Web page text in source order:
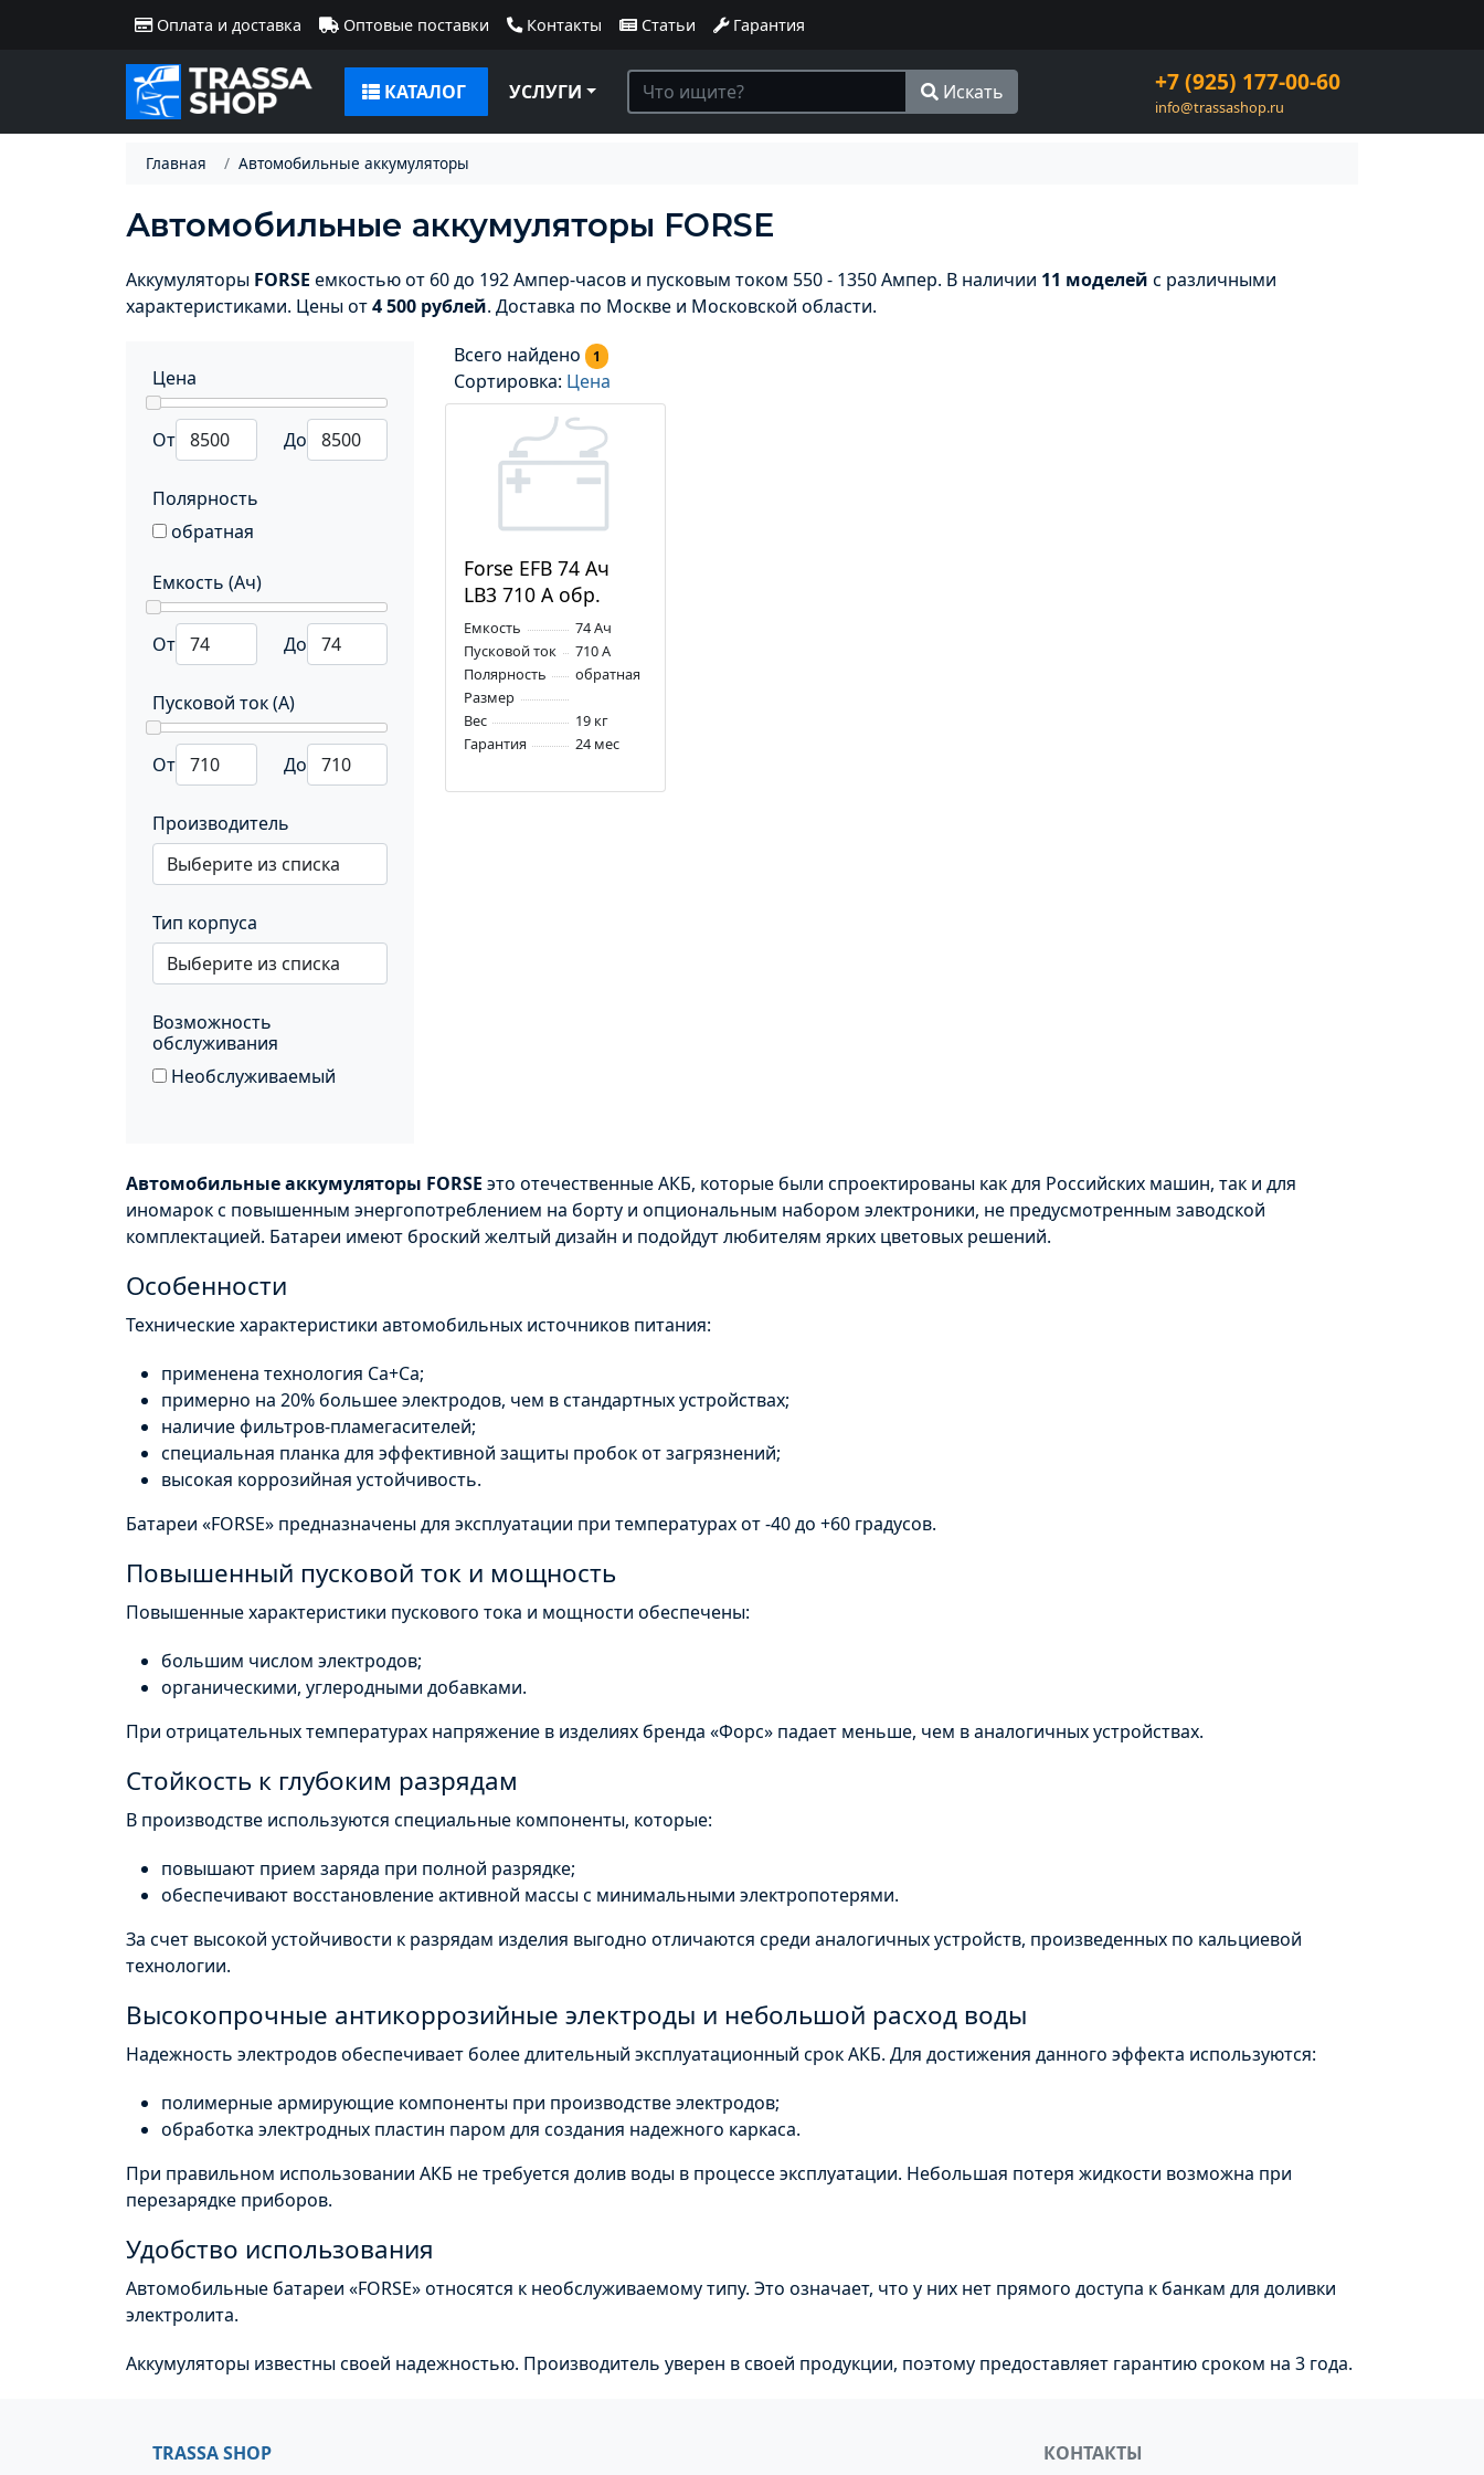
Оплата и доставка Оптовые поставки Контакты Статьи Гарантия
КАТАЛОГ УСЛУГИ Искать +7 (925) 177-00-60
info@trassashop.ru
Главная Автомобильные аккумуляторы
Автомобильные аккумуляторы FORSE
Аккумуляторы FORSE емкостью от 60 до 192 Ампер-часов и пусковым током 550 - 1350 Ампер. В наличии 11 моделей с различными
характеристиками. Цены от4 500 рублей. Доставка по Москве и Московской области.
Цена
От До
Полярность
обратная
Емкость (Ач)
От До
Пусковой ток (А)
От До
Производитель
Тип корпуса
Возможность
обслуживания
Необслуживаемый
Всего найдено 1
Сортировка: Цена
Forse EFB 74 Ач
LB3 710 А обр.
пол.
Емкость
74 Ач
Пусковой ток
710 А
Полярность
обратная
Размер
Вес
19 кг
Гарантия
24 мес
Автомобильные аккумуляторы FORSE это отечественные АКБ, которые были спроектированы как для Российских машин, так и для
иномарок с повышенным энергопотреблением на борту и опциональным набором электроники, не предусмотренным заводской
комплектацией. Батареи имеют броский желтый дизайн и подойдут любителям ярких цветовых решений.
Особенности
Технические характеристики автомобильных источников питания:
применена технология Ca+Ca;
примерно на 20% большее электродов, чем в стандартных устройствах;
наличие фильтров-пламегасителей;
специальная планка для эффективной защиты пробок от загрязнений;
высокая коррозийная устойчивость.
Батареи «FORSE» предназначены для эксплуатации при температурах от -40 до +60 градусов.
Повышенный пусковой ток и мощность
Повышенные характеристики пускового тока и мощности обеспечены:
большим числом электродов;
органическими, углеродными добавками.
При отрицательных температурах напряжение в изделиях бренда «Форс» падает меньше, чем в аналогичных устройствах.
Стойкость к глубоким разрядам
В производстве используются специальные компоненты, которые:
повышают прием заряда при полной разрядке;
обеспечивают восстановление активной массы с минимальными электропотерями.
За счет высокой устойчивости к разрядам изделия выгодно отличаются среди аналогичных устройств, произведенных по кальциевой
технологии.
Высокопрочные антикоррозийные электроды и небольшой расход воды
Надежность электродов обеспечивает более длительный эксплуатационный срокАКБ. Для достижения данного эффекта используются:
полимерные армирующие компоненты при производстве электродов;
обработка электродных пластин паром для создания надежного каркаса.
При правильном использовании АКБ не требуется долив воды в процессе эксплуатации. Небольшая потеря жидкости возможна при
перезарядке приборов.
Удобство использования
Автомобильные батареи «FORSE» относятся к необслуживаемомутипу. Это означает, что у них нет прямого доступа к банкам для доливки
электролита.
Аккумуляторы известны своей надежностью. Производитель уверен в своей продукции, поэтому предоставляет гарантию сроком на 3 года.
TRASSA SHOP КОНТАКТЫ